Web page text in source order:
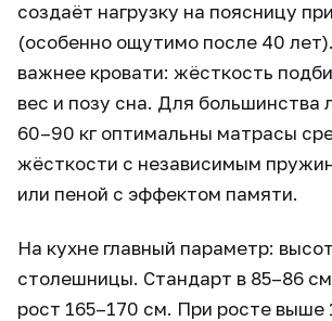
создаёт нагрузку на поясницу
(особенно ощутимо после 40
важнее кровати: жёсткость
вес и позу сна. Для большинства
60–90 кг оптимальны матрасы
жёсткости с независимым
или пеной с эффектом памяти.
На кухне главный параметр:
столешницы. Стандарт в 85–86
рост 165–170 см. При росте выше